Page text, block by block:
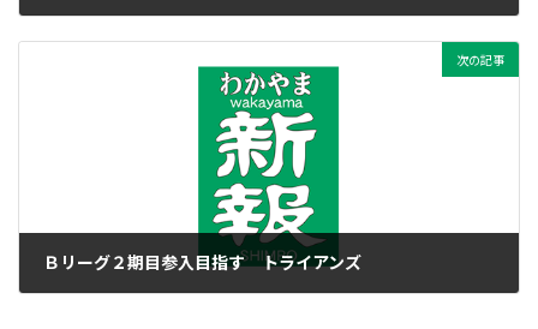
次の記事
Ｂリーグ２期目参入目指す トライアンズ